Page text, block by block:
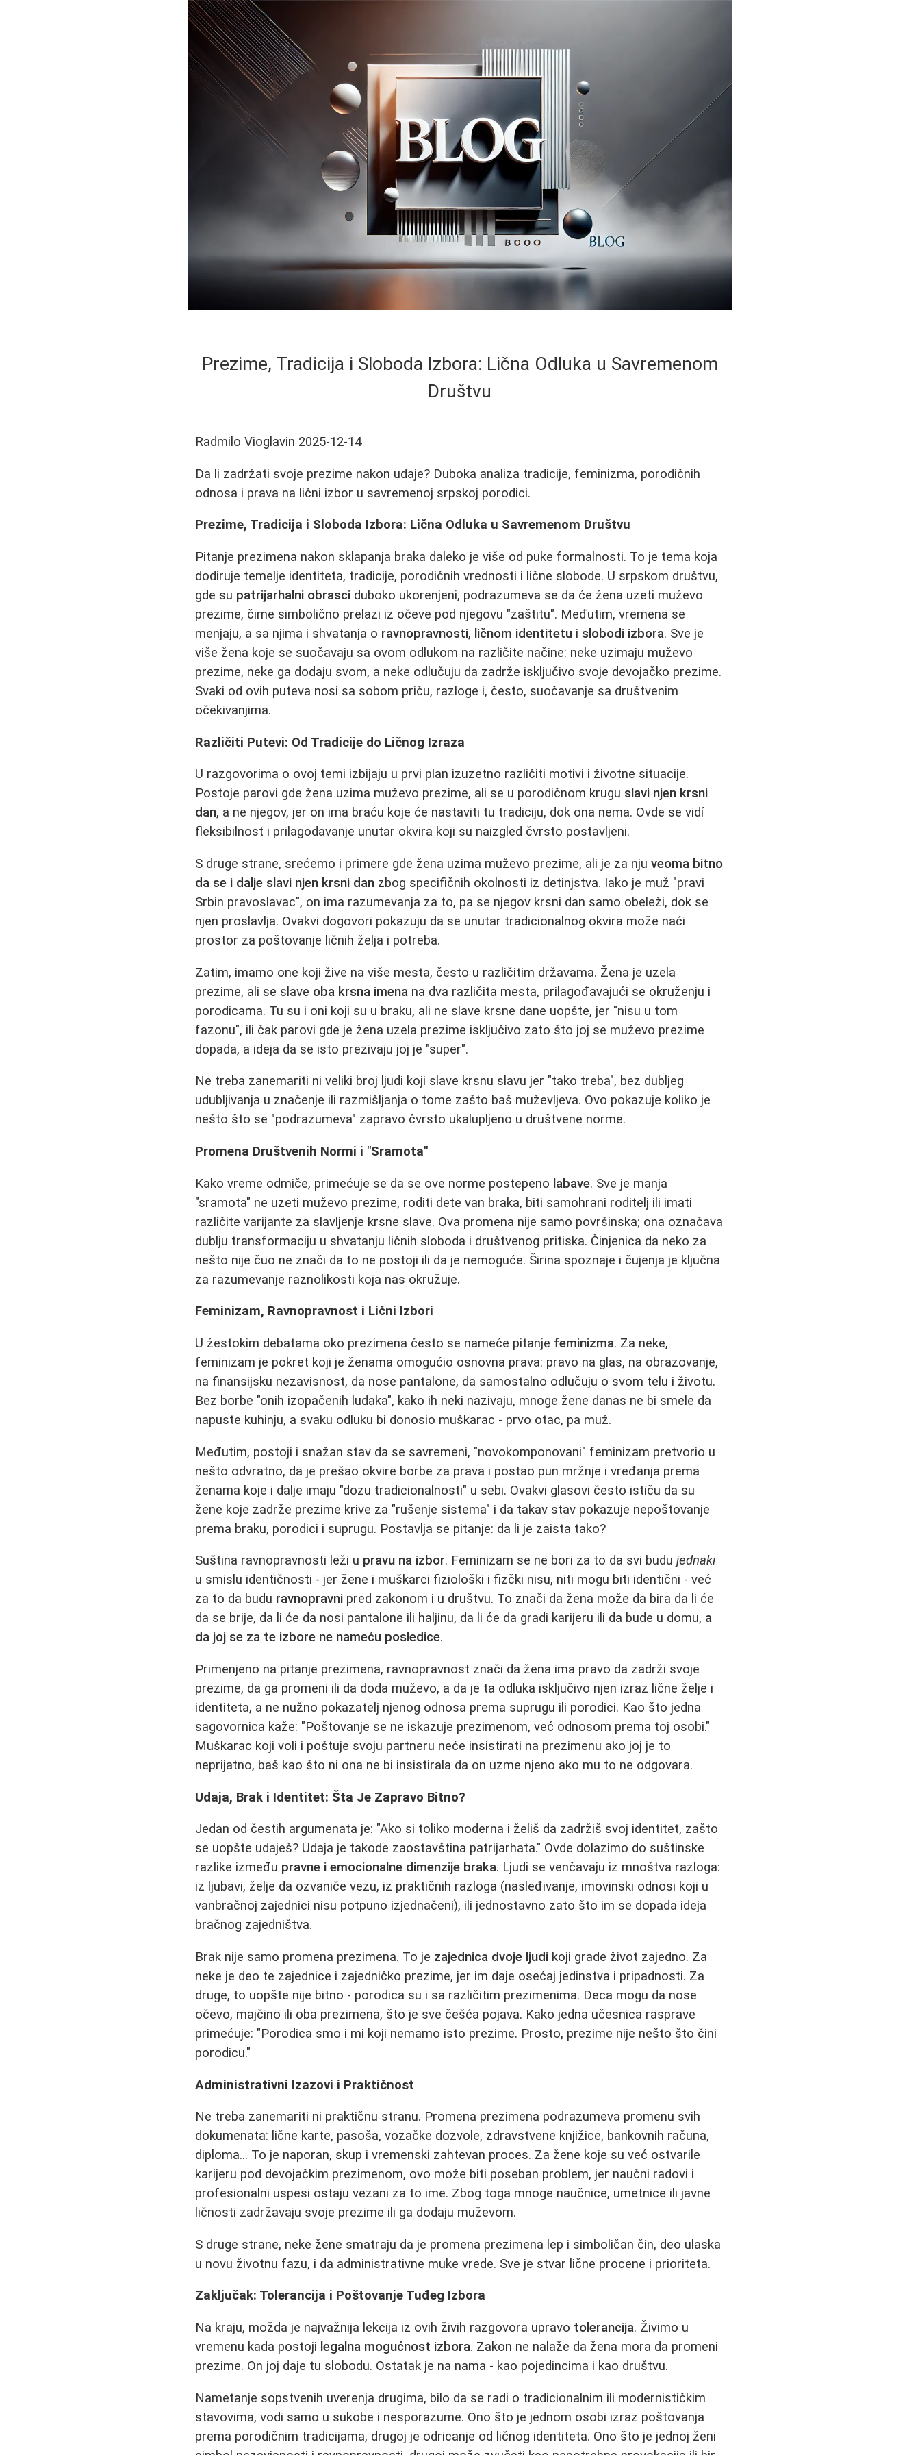
Prezime, Tradicija i Sloboda Izbora: Lična Odluka u Savremenom
Društvu
Radmilo Vioglavin 2025-12-14
Da li zadržati svoje prezime nakon udaje? Duboka analiza tradicije, feminizma, porodičnih
odnosa i prava na lični izbor u savremenoj srpskoj porodici.
Prezime, Tradicija i Sloboda Izbora: Lična Odluka u Savremenom Društvu
Pitanje prezimena nakon sklapanja braka daleko je više od puke formalnosti. To je tema koja
dodiruje temelje identiteta, tradicije, porodičnih vrednosti i lične slobode. U srpskom društvu,
gde su patrijarhalni obrasci duboko ukorenjeni, podrazumeva se da će žena uzeti muževo
prezime, čime simbolično prelazi iz očeve pod njegovu "zaštitu". Međutim, vremena se
menjaju, a sa njima i shvatanja o ravnopravnosti, ličnom identitetu i slobodi izbora. Sve je
više žena koje se suočavaju sa ovom odlukom na različite načine: neke uzimaju muževo
prezime, neke ga dodaju svom, a neke odlučuju da zadrže isključivo svoje devojačko prezime.
Svaki od ovih puteva nosi sa sobom priču, razloge i, često, suočavanje sa društvenim
očekivanjima.
Različiti Putevi: Od Tradicije do Ličnog Izraza
U razgovorima o ovoj temi izbijaju u prvi plan izuzetno različiti motivi i životne situacije.
Postoje parovi gde žena uzima muževo prezime, ali se u porodičnom krugu slavi njen krsni
dan, a ne njegov, jer on ima braću koje će nastaviti tu tradiciju, dok ona nema. Ovde se vidí
fleksibilnost i prilagodavanje unutar okvira koji su naizgled čvrsto postavljeni.
S druge strane, srećemo i primere gde žena uzima muževo prezime, ali je za njuveoma bitno
da se i dalje slavi njen krsni dan zbog specifičnih okolnosti iz detinjstva. Iako je muž "pravi
Srbin pravoslavac", on ima razumevanja za to, pa se njegov krsni dan samo obeleži, dok se
njen proslavlja. Ovakvi dogovori pokazuju da se unutar tradicionalnog okvira može naći
prostor za poštovanje ličnih želja i potreba.
Zatim, imamo one koji žive na više mesta, često u različitim državama. Žena je uzela
prezime, ali se slave oba krsna imena na dva različita mesta, prilagođavajući se okruženju i
porodicama. Tu su i oni koji su u braku, ali ne slave krsne dane uopšte, jer "nisu u tom
fazonu", ili čak parovi gde je žena uzela prezime isključivo zato što joj se muževo prezime
dopada, a ideja da se isto prezivaju joj je "super".
Ne treba zanemariti ni veliki broj ljudi koji slave krsnu slavu jer "tako treba", bez dubljeg
udubljivanja u značenje ili razmišljanja o tome zašto baš muževljeva. Ovo pokazuje koliko je
nešto što se "podrazumeva" zapravo čvrsto ukalupljeno u društvene norme.
Promena Društvenih Normi i "Sramota"
Kako vreme odmiče, primećuje se da se ove norme postepeno labave. Sve je manja
"sramota" ne uzeti muževo prezime, roditi dete van braka, biti samohrani roditelj ili imati
različite varijante za slavljenje krsne slave. Ova promena nije samo površinska; ona označava
dublju transformaciju u shvatanju ličnih sloboda i društvenog pritiska. Činjenica da neko za
nešto nije čuo ne znači da to ne postoji ili da je nemoguće. Širina spoznaje i čujenja je ključna
za razumevanje raznolikosti koja nas okružuje.
Feminizam, Ravnopravnost i Lični Izbori
U žestokim debatama oko prezimena često se nameće pitanje feminizma. Za neke,
feminizam je pokret koji je ženama omogućio osnovna prava: pravo na glas, na obrazovanje,
na finansijsku nezavisnost, da nose pantalone, da samostalno odlučuju o svom telu i životu.
Bez borbe "onih izopačenih ludaka", kako ih neki nazivaju, mnoge žene danas ne bi smele da
napuste kuhinju, a svaku odluku bi donosio muškarac - prvo otac, pa muž.
Međutim, postoji i snažan stav da se savremeni, "novokomponovani" feminizam pretvorio u
nešto odvratno, da je prešao okvire borbe za prava i postao pun mržnje i vređanja prema
ženama koje i dalje imaju "dozu tradicionalnosti" u sebi. Ovakvi glasovi često ističu da su
žene koje zadrže prezime krive za "rušenje sistema" i da takav stav pokazuje nepoštovanje
prema braku, porodici i suprugu. Postavlja se pitanje: da li je zaista tako?
Suština ravnopravnosti leži u pravu na izbor. Feminizam se ne bori za to da svi budujednaki
u smislu identičnosti - jer žene i muškarci fiziološki i fizčki nisu, niti mogu biti identični - već
za to da budu ravnopravni pred zakonom i u društvu. To znači da žena može da bira da li će
da se brije, da li će da nosi pantalone ili haljinu, da li će da gradi karijeru ili da bude u domu, a
da joj se za te izbore ne nameću posledice.
Primenjeno na pitanje prezimena, ravnopravnost znači da žena ima pravo da zadrži svoje
prezime, da ga promeni ili da doda muževo, a da je ta odluka isključivo njen izraz lične želje i
identiteta, a ne nužno pokazatelj njenog odnosa prema suprugu ili porodici. Kao što jedna
sagovornica kaže: "Poštovanje se ne iskazuje prezimenom, već odnosom prema toj osobi."
Muškarac koji voli i poštuje svoju partneru neće insistirati na prezimenu ako joj je to
neprijatno, baš kao što ni ona ne bi insistirala da on uzme njeno ako mu to ne odgovara.
Udaja, Brak i Identitet: Šta Je Zapravo Bitno?
Jedan od čestih argumenata je: "Ako si toliko moderna i želiš da zadržiš svoj identitet, zašto
se uopšte udaješ? Udaja je takode zaostavština patrijarhata." Ovde dolazimo do suštinske
razlike između pravne i emocionalne dimenzije braka. Ljudi se venčavaju iz mnoštva razloga:
iz ljubavi, želje da ozvaniče vezu, iz praktičnih razloga (nasleđivanje, imovinski odnosi koji u
vanbračnoj zajednici nisu potpuno izjednačeni), ili jednostavno zato što im se dopada ideja
bračnog zajedništva.
Brak nije samo promena prezimena. To je zajednica dvoje ljudi koji grade život zajedno. Za
neke je deo te zajednice i zajedničko prezime, jer im daje osećaj jedinstva i pripadnosti. Za
druge, to uopšte nije bitno - porodica su i sa različitim prezimenima. Deca mogu da nose
očevo, majčino ili oba prezimena, što je sve češća pojava. Kako jedna učesnica rasprave
primećuje: "Porodica smo i mi koji nemamo isto prezime. Prosto, prezime nije nešto što čini
porodicu."
Administrativni Izazovi i Praktičnost
Ne treba zanemariti ni praktičnu stranu. Promena prezimena podrazumeva promenu svih
dokumenata: lične karte, pasoša, vozačke dozvole, zdravstvene knjižice, bankovnih računa,
diploma... To je naporan, skup i vremenski zahtevan proces. Za žene koje su već ostvarile
karijeru pod devojačkim prezimenom, ovo može biti poseban problem, jer naučni radovi i
profesionalni uspesi ostaju vezani za to ime. Zbog toga mnoge naučnice, umetnice ili javne
ličnosti zadržavaju svoje prezime ili ga dodaju muževom.
S druge strane, neke žene smatraju da je promena prezimena lep i simboličan čin, deo ulaska
u novu životnu fazu, i da administrativne muke vrede. Sve je stvar lične procene i prioriteta.
Zaključak: Tolerancija i Poštovanje Tuđeg Izbora
Na kraju, možda je najvažnija lekcija iz ovih živih razgovora upravo tolerancija. Živimo u
vremenu kada postoji legalna mogućnost izbora. Zakon ne nalaže da žena mora da promeni
prezime. On joj daje tu slobodu. Ostatak je na nama - kao pojedincima i kao društvu.
Nametanje sopstvenih uverenja drugima, bilo da se radi o tradicionalnim ili modernističkim
stavovima, vodi samo u sukobe i nesporazume. Ono što je jednom osobi izraz poštovanja
prema porodičnim tradicijama, drugoj je odricanje od ličnog identiteta. Ono što je jednoj ženi